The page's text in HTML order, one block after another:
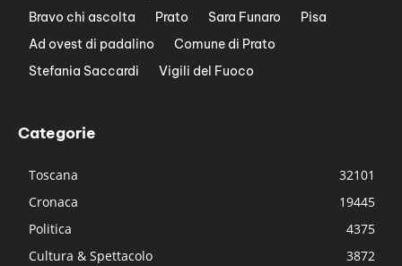
Bravo chi ascolta
Prato Sara Funaro
Pisa
Ad ovest di padalino
Comune di Prato
Stefania Saccardi
Vigili del Fuoco
Categorie
Toscana
32101
Cronaca
19445
Politica
4375
Cultura & Spettacolo
3872